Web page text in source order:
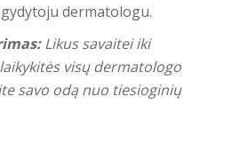
dermatologu.
Likus savaitei iki
visų dermatologo
savo odą nuo tiesioginių